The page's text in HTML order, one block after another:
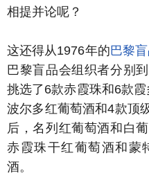
相提并论呢？
这还得从1976年的 巴黎
巴黎盲品会组织者分别
挑选了6款赤霞珠和6款
波尔多红葡萄酒和4款顶
后，名列红葡萄酒和白
赤霞珠干红葡萄酒和蒙
酒。